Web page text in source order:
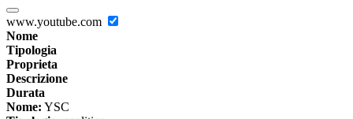
www.youtube.com
Nome
Tipologia
Proprieta
Descrizione
Durata
Nome: YSC